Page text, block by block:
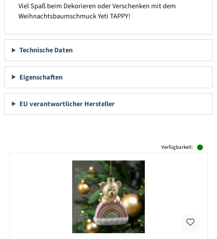
Viel Spaß beim Dekorieren oder Verschenken mit dem
Weihnachtsbaumschmuck Yeti TAPPY!
Technische Daten
Eigenschaften
EU verantwortlicher Hersteller
Verfügbarkeit: